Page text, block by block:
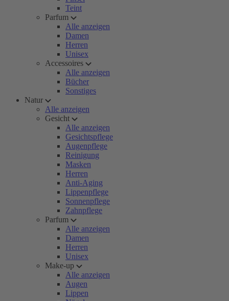
Teint
Parfum
Alle anzeigen
Damen
Herren
Unisex
Accessoires
Alle anzeigen
Bücher
Sonstiges
Natur
Alle anzeigen
Gesicht
Alle anzeigen
Gesichtspflege
Augenpflege
Reinigung
Masken
Herren
Anti-Aging
Lippenpflege
Sonnenpflege
Zahnpflege
Parfum
Alle anzeigen
Damen
Herren
Unisex
Make-up
Alle anzeigen
Augen
Lippen